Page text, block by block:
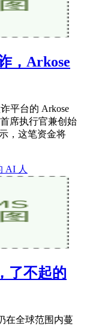
，Arkose
平台的 Arkose
席执行官兼创始
，这笔资金将
了不起的
在全球范围内蔓